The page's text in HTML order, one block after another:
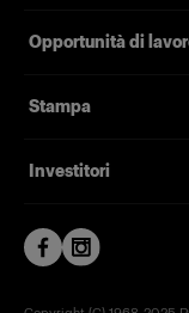
Opportunità di
Stampa
Investitori